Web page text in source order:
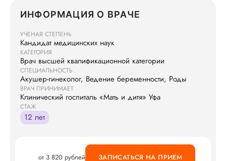
ИНФОРМАЦИЯ О ВРАЧЕ
УЧЕНАЯ СТЕПЕНЬ
Кандидат медицинских наук
КАТЕГОРИЯ
Врач высшей квалификационной категории
СПЕЦИАЛЬНОСТЬ
Акушер-гинеколог, Ведение беременности, Роды
ВРАЧ ПРИНИМАЕТ
Клинический госпиталь «Мать и дитя» Уфа
СТАЖ
12 лет
от 3 820 рублей ЗАПИСАТЬСЯ НА ПРИЕМ